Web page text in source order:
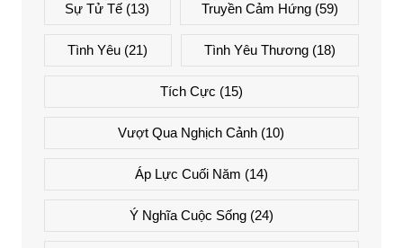
Sự Tử Tế (13) Truyền Cảm Hứng(59)
Tình Yêu (21) Tình Yêu Thương(18)
Tích Cực (15)
Vượt Qua Nghịch Cảnh (10)
Áp Lực Cuối Năm (14)
Ý Nghĩa Cuộc Sống(24)